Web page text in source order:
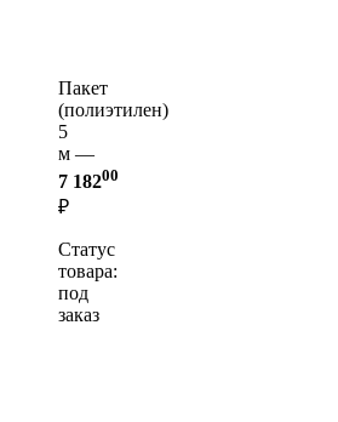
Пакет
(полиэтилен)
5
м —
7 18200
₽
Статус
товара:
под
заказ